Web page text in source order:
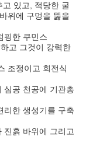
있고, 적당한 굴
위에 구멍을 뚫을
핑한 쿠민스
고 그것이 강력한
조정이고 회전식
심공 천공에 기관총
리한 생성기를 구축
진흙 바위에 그리고